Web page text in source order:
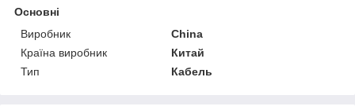
Основні
Виробник
China
Країна виробник
Китай
Тип
Кабель